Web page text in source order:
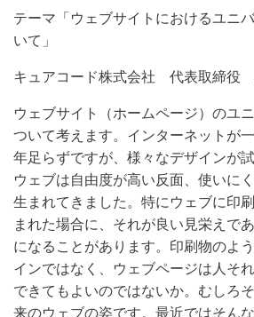
テーマ「ウェブサイトにおけるユニ
いて」
キュアコード株式会社 代表取締役
ウェブサイト（ホームページ）のユ
ついて考えます。インターネットが
年足らずですが、様々なデザインが
ウェブは自由度が高い反面、使いに
生まれてきました。特にウェブに印
まれた場合に、それが良い見栄えで
になることがあります。印刷物のよ
インではなく、ウェブページは人そ
できてもよいのではないか。むしろ
来のウェブの姿です。最近ではそん